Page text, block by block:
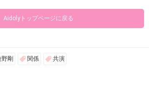
Aidolyトップページに戻る
野剛 関係 共演